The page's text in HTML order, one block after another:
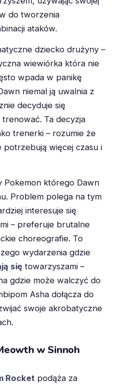
do tworzenia
ataków.
dziecko drużyny –
wiewiórka która nie
wpada w panikę
niemal ją uwalnia z
decyduje się
Ta decyzja
trenerki – rozumie że
więcej czasu i
Pokemon którego Dawn
Problem polega na tym
interesuje się
– preferuje brutalne
choreografie. To
wydarzenia gdzie
się towarzyszami –
gdzie może walczyć do
Asha dołącza do
swoje akrobatyczne
w Sinnoh
Rocket podąża za